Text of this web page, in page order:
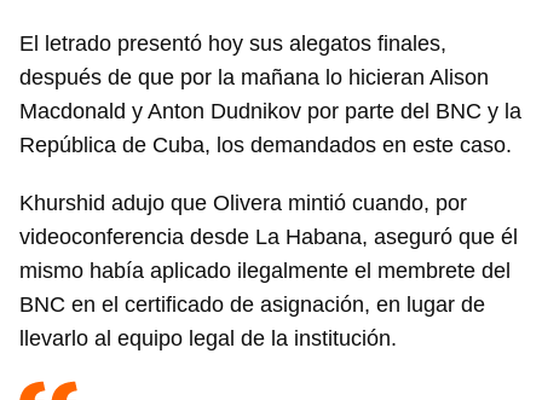
El letrado presentó hoy sus alegatos finales,
después de que por la mañana lo hicieran Alison
Macdonald y Anton Dudnikov por parte del BNC y la
República de Cuba, los demandados en este caso.
Khurshid adujo que Olivera mintió cuando, por
videoconferencia desde La Habana, aseguró que él
mismo había aplicado ilegalmente el membrete del
BNC en el certificado de asignación, en lugar de
llevarlo al equipo legal de la institución.